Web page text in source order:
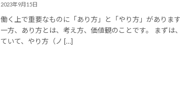
2023年9月15日
働く上で重要なものに「あり方」と「やり方」がありま
一方、あり方とは、考え方、価値観のことです。 まず
ていて、やり方（ノ […]